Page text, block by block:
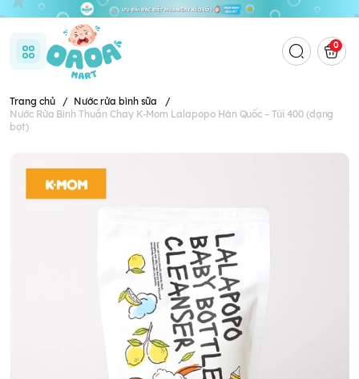
0
Trang chủ / Nước rửa bình sữa
/
Nước Rửa Bình Thuần Chay K-Mom Lalapopo Hàn Quốc – Túi 400 (dạng
bọt)